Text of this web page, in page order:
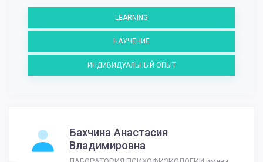
LEARNING
НАУЧЕНИЕ
ИНДИВИДУАЛЬНЫЙ ОПЫТ
Бахчина Анастасия
Владимировна